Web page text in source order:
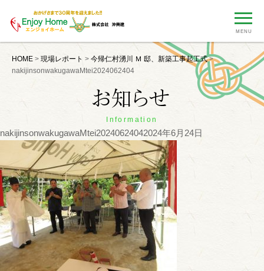
MENU
HOME > 現場レポート > 今帰仁村湧川 Ｍ 邸、新築工事起工式>
nakijinsonwakugawaMtei2024062404
Information
nakijinsonwakugawaMtei20240624042024年6月24日